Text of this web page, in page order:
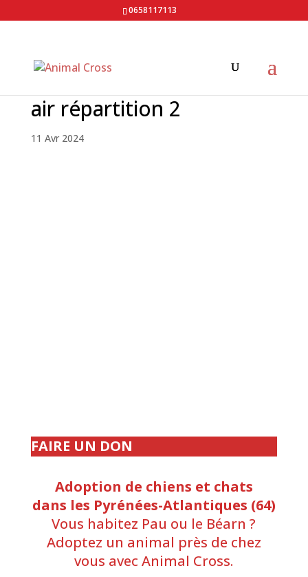
0658117113
air répartition 2
11 Avr 2024
FAIRE UN DON
Adoption de chiens et chats
dans les Pyrénées-Atlantiques (64)
Vous habitez Pau ou le Béarn ?
Adoptez un animal près de chez
vous avec Animal Cross.